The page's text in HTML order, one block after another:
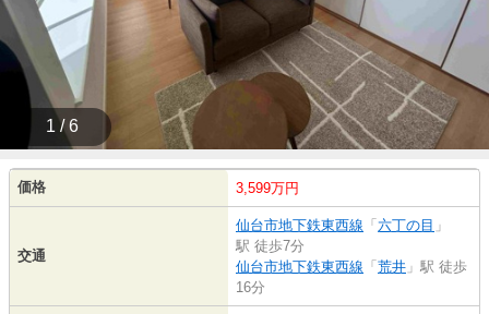
1 / 6
価格 3,599万円
交通
仙台市地下鉄東西線 「 六丁の目 」
駅 徒歩7分
仙台市地下鉄東西線 「 荒井 」駅 徒歩
16分